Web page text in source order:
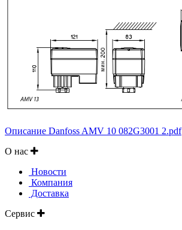
Описание Danfoss AMV 10 082G3001 2.pdf
О нас
Новости
Компания
Доставка
Сервис